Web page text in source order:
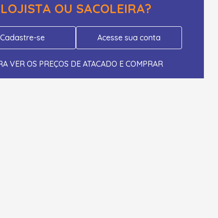
LOJISTA OU SACOLEIRA?
Cadastre-se Acesse sua conta
VER OS PREÇOS DE ATACADO E COMPRAR